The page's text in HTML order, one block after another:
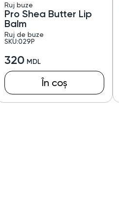
Ruj buze
Pro Shea Butter Lip
Balm
Ruj de buze
SKU:029P
320
În coș